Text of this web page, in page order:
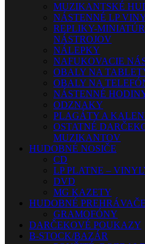
MUZIKANTSKÉ
NÁSTENNÉ LP
REPLIKY-
NÁSTROJOV
NÁLEPKY
NAFUKOVACIE
OBALY NA
OBALY NA
NÁSTENNÉ
ODZNAKY
PLAGÁTY A
OSTATNÉ
MUZIKANTOV
HUDOBNÉ NOSIČE
CD
LP PLATNE –
DVD
MG KAZETY
HUDOBNÉ PREHRÁVAČE
GRAMOFÓNY
DARČEKOVÉ POUKAZY
B-STOCK/BAZÁR